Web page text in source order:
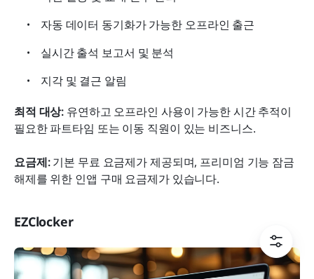
자동 데이터 동기화가 가능한 오프라인 출근
실시간 출석 보고서 및 분석
지각 및 결근 알림
최적 대상: 유연하고 오프라인 사용이 가능한 시간 추적이
필요한 파트타임 또는 이동 직원이 있는 비즈니스.
요금제: 기본 무료 요금제가 제공되며, 프리미엄 기능 잠금
해제를 위한 인앱 구매 요금제가 있습니다.
EZClocker